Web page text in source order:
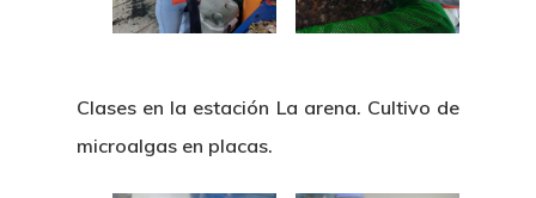
Clases en la estación La arena. Cultivo de
microalgas en placas.